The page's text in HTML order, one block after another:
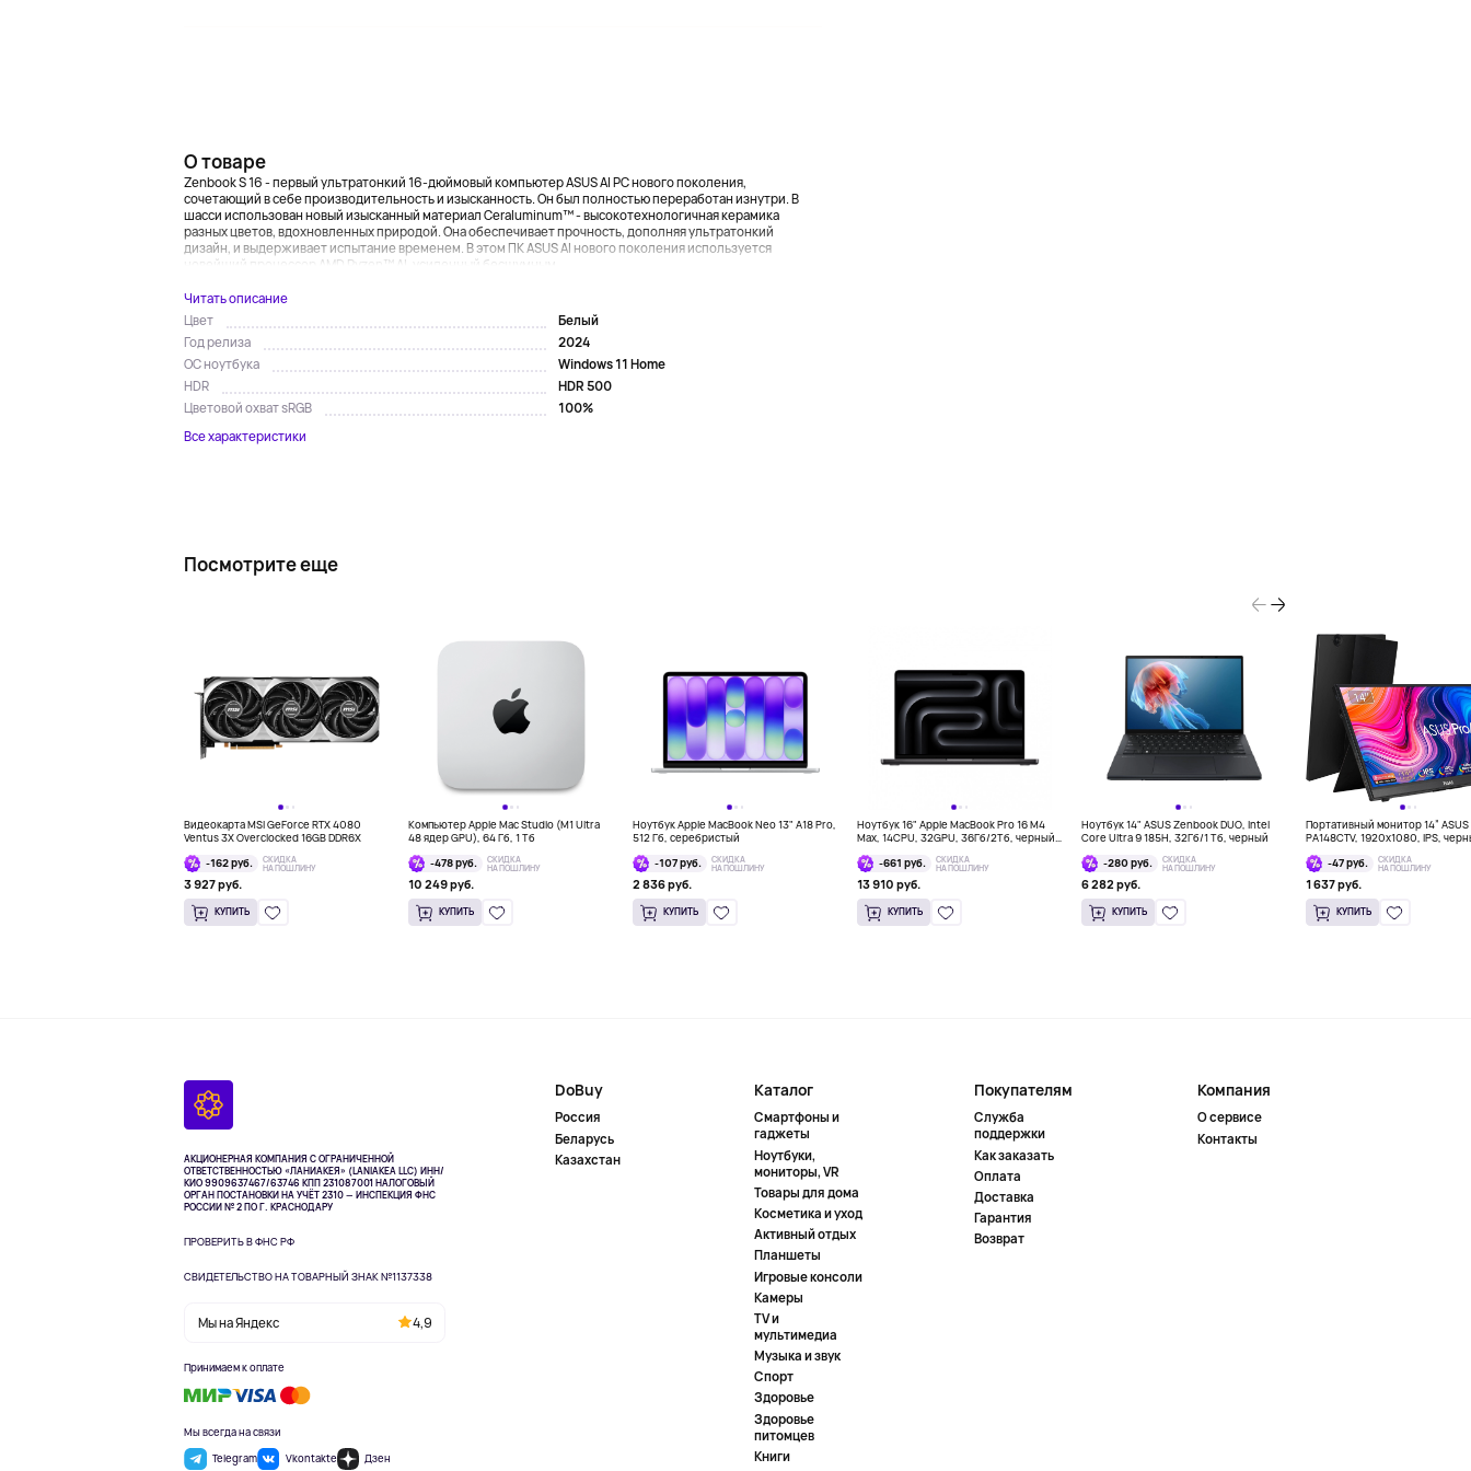
О товаре
Zenbook S 16 - первый ультратонкий 16-дюймовый компьютер ASUS AI PC нового поколения,
сочетающий в себе производительность и изысканность. Он был полностью переработан изнутри. В
шасси использован новый изысканный материал Ceraluminum™ - высокотехнологичная керамика
разных цветов, вдохновленных природой. Она обеспечивает прочность, дополняя ультратонкий
дизайн, и выдерживает испытание временем. В этом ПК ASUS AI нового поколения используется
новейший процессор AMD Ryzen™ AI, усиленный бесшумным ...
Читать описание
Цвет
Белый
Год релиза
2024
ОС ноутбука
Windows 11 Home
HDR
HDR 500
Цветовой охват sRGB
100%
Все характеристики
Посмотрите еще
Видеокарта MSI GeForce RTX 4080
Ventus 3X Overclocked 16GB DDR6X
-162 руб.
СКИДКА
НА ПОШЛИНУ
3 927 руб.
КУПИТЬ
Компьютер Apple Mac Studio (M1 Ultra
48 ядер GPU), 64 Гб, 1 Тб
-478 руб.
СКИДКА
НА ПОШЛИНУ
10 249 руб.
КУПИТЬ
Ноутбук Apple MacBook Neo 13" A18 Pro,
512 Гб, серебристый
-107 руб.
СКИДКА
НА ПОШЛИНУ
2 836 руб.
КУПИТЬ
Ноутбук 16" Apple MacBook Pro 16 M4
Max, 14CPU, 32GPU, 36Гб/2Тб, черный
-661 руб.
СКИДКА
НА ПОШЛИНУ
13 910 руб.
КУПИТЬ
Ноутбук 14" ASUS Zenbook DUO, Intel
Core Ultra 9 185H, 32Гб/1 Тб, черный
-280 руб.
СКИДКА
НА ПОШЛИНУ
6 282 руб.
КУПИТЬ
Портативный монитор 14”
PA148CTV, 1920x1080, IPS,
-47 руб.
СКИДКА
НА ПОШЛИНУ
1 637 руб.
КУПИТЬ
АКЦИОНЕРНАЯ КОМПАНИЯ С ОГРАНИЧЕННОЙ
ОТВЕТСТВЕННОСТЬЮ «ЛАНИАКЕЯ» (LANIAKEA LLC) ИНН/
КИО 9909637467/63746 КПП 231087001НАЛОГОВЫЙ
ОРГАН ПОСТАНОВКИ НА УЧЁТ 2310 — ИНСПЕКЦИЯ ФНС
РОССИИ № 2 ПО Г. КРАСНОДАРУ
ПРОВЕРИТЬ В ФНС РФ
СВИДЕТЕЛЬСТВО НА ТОВАРНЫЙ ЗНАК №1137338
Мы на Яндекс 4,9
Принимаем к оплате
Мы всегда на связи
Telegram
Vkontakte Дзен
DoBuy
Россия
Беларусь
Казахстан
Каталог
Смартфоны и
гаджеты
Ноутбуки,
мониторы, VR
Товары для дома
Косметика и уход
Активный отдых
Планшеты
Игровые консоли
Камеры
TV и
мультимедиа
Музыка и звук
Спорт
Здоровье
Здоровье
питомцев
Книги
Покупателям
Служба
поддержки
Как заказать
Оплата
Доставка
Гарантия
Возврат
Компания
О сервисе
Контакты